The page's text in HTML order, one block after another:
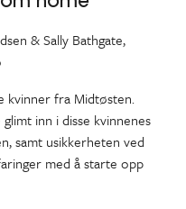
& Sally Bathgate,
kvinner fra Midtøsten.
inn i disse kvinnenes
samt usikkerheten ved
med å starte opp